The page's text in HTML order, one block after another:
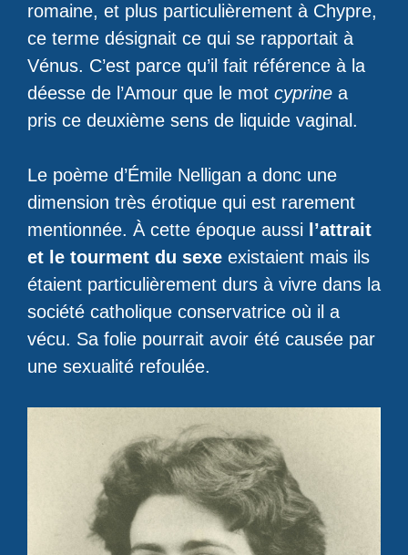
romaine, et plus particulièrement à Chypre,
ce terme désignait ce qui se rapportait à
Vénus. C’est parce qu’il fait référence à la
déesse de l’Amour que le mot cyprine a
pris ce deuxième sens de liquide vaginal.
Le poème d’Émile Nelligan a donc une
dimension très érotique qui est rarement
mentionnée. À cette époque aussi
l’attrait
et le tourment du sexe existaient mais ils
étaient particulièrement durs à vivre dans la
société catholique conservatrice où il a
vécu. Sa folie pourrait avoir été causée par
une sexualité refoulée.